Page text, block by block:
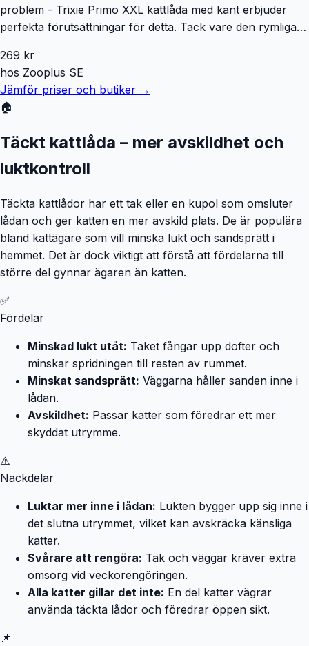
problem - Trixie Primo XXL kattlåda med kant erbjuder
perfekta förutsättningar för detta. Tack vare den rymliga
är gjord av robust plast och har en bred kant som
förhindrar att för mycket strö hamnar på golvet. Kanten
kan enkelt tas bort, vilket gör det enkelt att rengöra
toaletten. Ingången till XXL-kattlådan är lägre så att
den utan problem. Primo XXL-modellen är utrustad med
plastfötter på undersidan och står stabilt. Trixie kattoalett
Extra mycket utrymme: också perfekt för stora raser
Sänkt, lägre ingång: enkelt att ta sig in i den för kattungar,
sjuka och svaga eller äldre katter Avtagbar kant: lätt att ta
bort och sätta tillbaka igen, underlättar rengöringen 4
plastfötter: står stabilt Färg: vit/grå, vit/blå Material: plast
269 kr
hos Zooplus SE
Jämför priser och butiker →
🏠
Täckt kattlåda – mer avskildhet och
luktkontroll
Täckta kattlådor har ett tak eller en kupol som omsluter
lådan och ger katten en mer avskild plats. De är populära
bland kattägare som vill minska lukt och sandsprätt i
hemmet. Det är dock viktigt att förstå att fördelarna till
större del gynnar ägaren än katten.
✅
Fördelar
Minskad lukt utåt: Taket fångar upp dofter och
minskar spridningen till resten av rummet.
Minskat sandsprätt: Väggarna håller sanden inne i
lådan.
Avskildhet: Passar katter som föredrar ett mer
skyddat utrymme.
⚠️
Nackdelar
Luktar mer inne i lådan: Lukten bygger upp sig inne i
det slutna utrymmet, vilket kan avskräcka känsliga
katter.
Svårare att rengöra: Tak och väggar kräver extra
omsorg vid veckorengöringen.
Alla katter gillar det inte: En del katter vägrar
använda täckta lådor och föredrar öppen sikt.
📌